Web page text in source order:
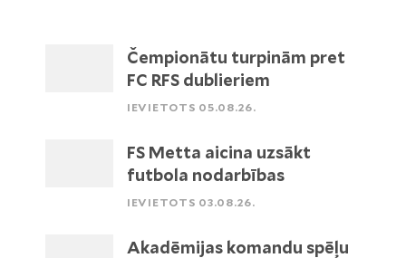
Čempionātu turpinām pret
FC RFS dublieriem
IEVIETOTS 05.08.26.
FS Metta aicina uzsākt
futbola nodarbības
IEVIETOTS 03.08.26.
Akadēmijas komandu spēļu